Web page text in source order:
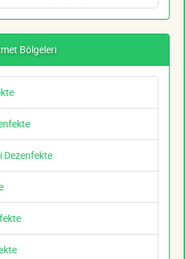
Bölgeleri
Dezenfekte